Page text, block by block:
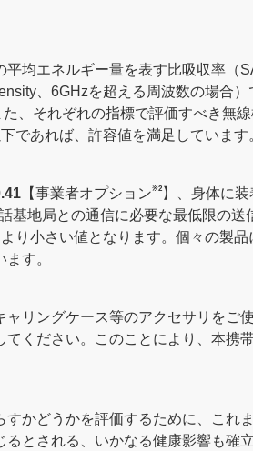
均エネルギー量を表す比吸収率（
、6GHzを超える周波数の場合
、それぞれの指標で評価すべき無
であれば、許容値を満足しています
【事業者オプション※2】、身体に装
基地局との通信に必要な最低限の送
り小さい値となります。個々の製
す。
リングケース等のアクセサリをご
ください。このことにより、本携
かどうかを評価するために、これ
とされる、いかなる健康影響も確